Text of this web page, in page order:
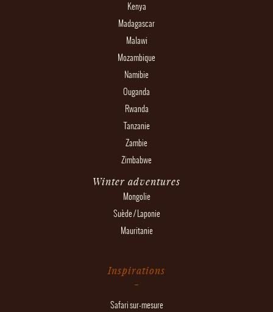
Kenya
Madagascar
Malawi
Mozambique
Namibie
Ouganda
Rwanda
Tanzanie
Zambie
Zimbabwe
Winter adventures
Mongolie
Suède / Laponie
Mauritanie
Inspirations
Safari sur-mesure